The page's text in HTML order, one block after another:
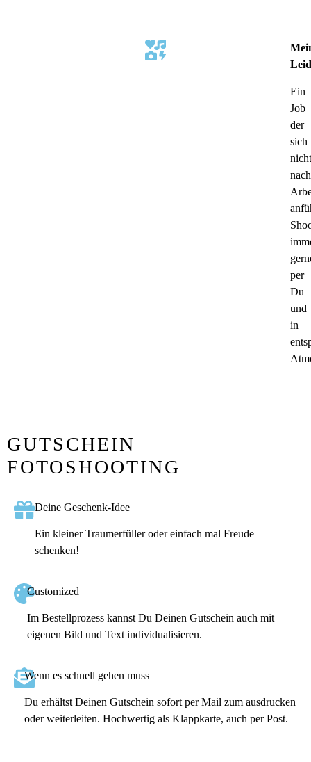
Ein
Job
der
sich
nicht
nach
per
Du
und
in
GUTSCHEIN
FOTOSHOOTING
Deine Geschenk-Idee
Ein kleiner Traumerfüller oder einfach mal Freude
schenken!
Customized
Im Bestellprozess kannst Du Deinen Gutschein auch mit
eigenen Bild und Text individualisieren.
Wenn es schnell gehen muss
Du erhältst Deinen Gutschein sofort per Mail zum ausdrucken
oder weiterleiten. Hochwertig als Klappkarte, auch per Post.